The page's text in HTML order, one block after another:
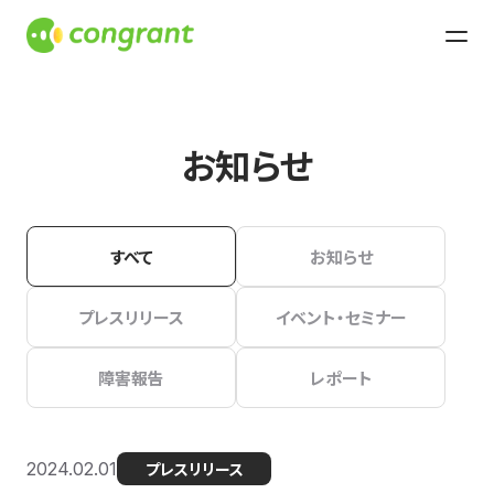
お知らせ
すべて お知らせ
プレスリリース イベント・セミナー
障害報告 レポート
2024.02.01 プレスリリース